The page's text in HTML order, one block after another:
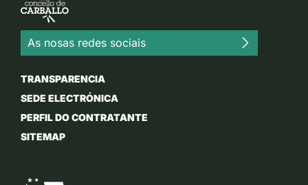
As nosas redes sociais
TRANSPARENCIA
SEDE ELECTRÓNICA
PERFIL DO CONTRATANTE
SITEMAP